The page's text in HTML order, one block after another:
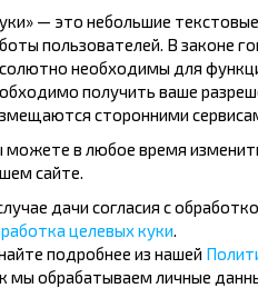
— это небольшие
пользователей. В законе
необходимы для
получить ваше
сторонними
можете в любое время
сайте.
дачи согласия с
целевых куки
подробнее из нашей
мы обрабатываем личные